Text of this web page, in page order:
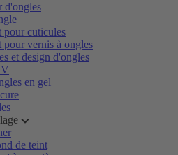
d'ongles
pour cuticules
pour vernis à ongles
et design d'ongles
en gel
de teint